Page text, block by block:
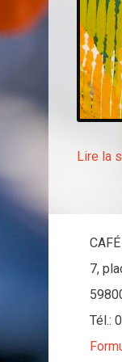
Lire la
7,
Tél.: